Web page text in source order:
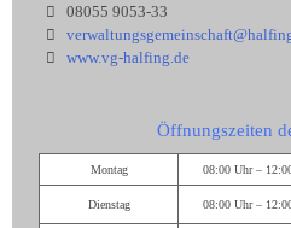
08055 9053-33
www.vg-halfing.de
Öffnungszeiten
Montag 08:00 Uhr –
Dienstag 08:00 Uhr –